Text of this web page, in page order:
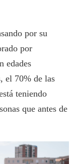
por su
por
edades
el 70% de las
teniendo
que antes de